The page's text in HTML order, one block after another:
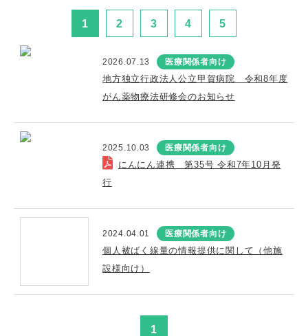
1 2 3 4 5
2026.07.13 医療関係者向け
地方独立行政法人公立甲賀病院 令和8年度
がん薬物療法研修会のお知らせ
2025.10.03 医療関係者向け
にんにん連携 第35号 令和7年10月発
行
2024.04.01 医療関係者向け
個人被ばく線量の情報提供に関して（他施
設様向け）
1